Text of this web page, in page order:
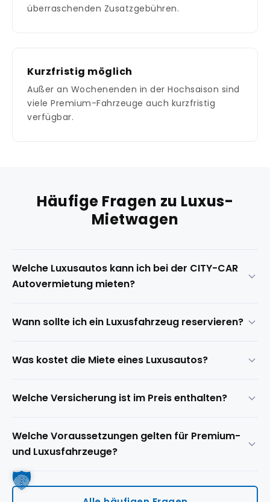
überraschenden Zusatzgebühren.
Kurzfristig möglich
Außer an Wochenenden in der Hochsaison sind
viele Premium-Fahrzeuge auch kurzfristig
verfügbar.
Häufige Fragen zu Luxus-
Mietwagen
Welche Luxusautos kann ich bei der CITY-CAR
Autovermietung mieten?
Limousinen, gehobene SUV, Cabrios und sportliche
Wann sollte ich ein Luxusfahrzeug reservieren?
empfehlen wir eine Reservierung 6 bis 12 Wochen
Was kostet die Miete eines Luxusautos?
Saison, Kilometerpaket und gewählter
Welche Versicherung ist im Preis enthalten?
Haftpflichtversicherung enthalten. Für
Premiumfahrzeuge empfehlen wir eine Vollkasko
mit reduzierter Selbstbeteiligung.
Welche Voraussetzungen gelten für Premium-
und Luxusfahrzeuge?
Für höhere Fahrzeugklassen gelten in der Regel
Mindestalter und Mindestführerscheinbesitzdauer.